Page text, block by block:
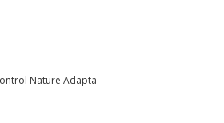
Nature Adapta